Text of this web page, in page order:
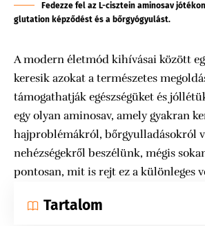
Fedezze fel az L-cisztein aminosav
glutation képződést és a bőrgyógyulást.
A modern életmód kihívásai között
keresik azokat a természetes
támogathatják egészségüket és
egy olyan aminosav, amely gyakran
hajproblémákról, bőrgyulladásokról
nehézségekről beszélünk, mégis
pontosan, mit is rejt ez a különleges
Tartalom